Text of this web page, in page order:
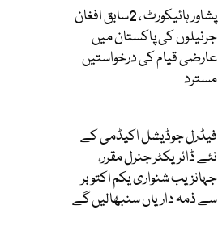
پشاور ہائیکورٹ ، 2سابق افغان
جرنیلوں کی پاکستان میں
عارضی قیام کی درخواستیں
مسترد
فیڈرل جوڈیشل اکیڈمی کے
نئے ڈائریکٹر جنرل مقرر،
جہانزیب شنواری یکم اکتوبر
سے ذمہ داریاں سنبھالیں گے